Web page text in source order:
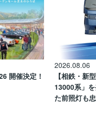
開催決定！
2026.08.06
【相鉄・新
13000系」
た前照灯も